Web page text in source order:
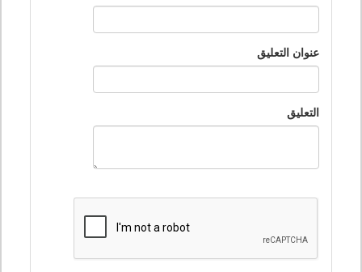
عنوان التعليق
التعليق